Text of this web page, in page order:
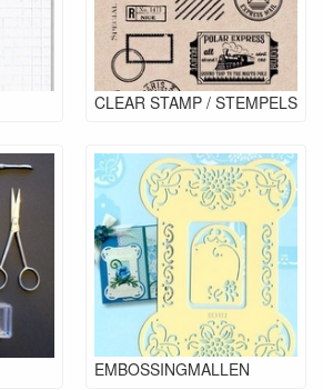
CLEAR STAMP / STEMPELS
EMBOSSINGMALLEN